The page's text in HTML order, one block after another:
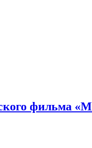
фильма